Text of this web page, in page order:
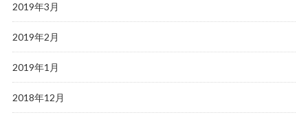
2019年3月
2019年2月
2019年1月
2018年12月